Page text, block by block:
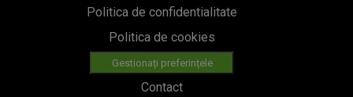
Politica de confidentialitate
Politica de cookies
Gestionați preferințele
Contact